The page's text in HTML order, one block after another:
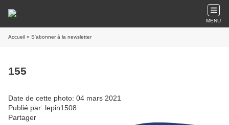
MENU
Accueil » S'abonner à la newsletter
155
Date de cette photo: 04 mars 2021
Publié par: lepin1508
Partager